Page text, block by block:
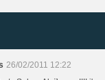
26/02/2011 12:22